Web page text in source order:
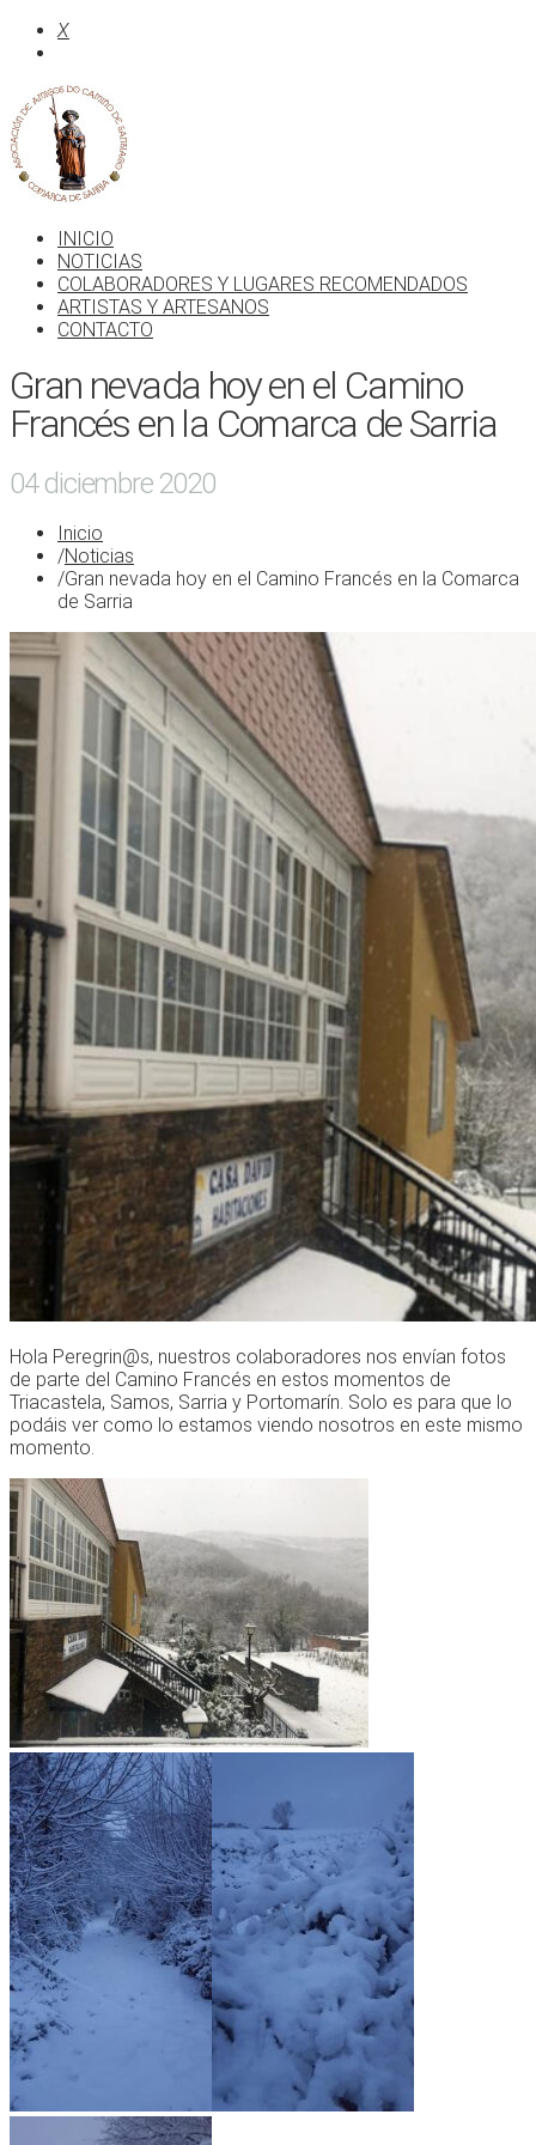
X
INICIO
NOTICIAS
COLABORADORES Y LUGARES RECOMENDADOS
ARTISTAS Y ARTESANOS
CONTACTO
Gran nevada hoy en el Camino
Francés en la Comarca de Sarria
04 diciembre 2020
Inicio
/Noticias
/Gran nevada hoy en el Camino Francés en la Comarca
de Sarria
Hola Peregrin@s, nuestros colaboradores nos envían fotos
de parte del Camino Francés en estos momentos de
Triacastela, Samos, Sarria y Portomarín. Solo es para que lo
podáis ver como lo estamos viendo nosotros en este mismo
momento.